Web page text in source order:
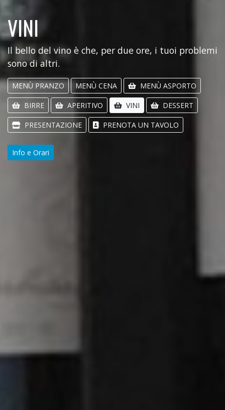
VINI
Il bello del vino è che, per due ore, i tuoi problemi
sono di altri.
MENÙ PRANZO MENÙ CENA MENÙ ASPORTO
BIRRE APERITIVO VINI DESSERT
PRESENTAZIONE PRENOTA UN TAVOLO
Info e Orari